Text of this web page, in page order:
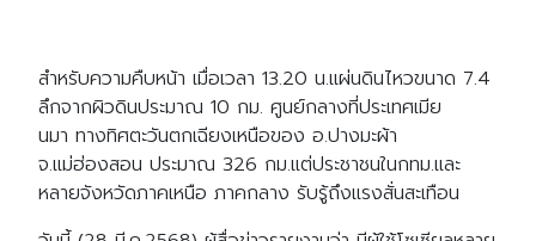
สำหรับความคืบหน้า เมื่อเวลา 13.20 น.แผ่นดินไหวขนาด 7.4
ลึกจากผิวดินประมาณ 10 กม. ศูนย์กลางที่ประเทศเมีย
นมา ทางทิศตะวันตกเฉียงเหนือของ อ.ปางมะผ้า
จ.แม่ฮ่องสอน ประมาณ 326 กม.แต่ประชาชนในกทม.และ
หลายจังหวัดภาคเหนือ ภาคกลาง รับรู้ถึงแรงสั่นสะเทือน